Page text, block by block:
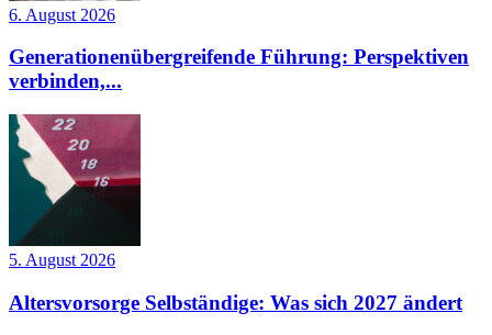
6. August 2026
Generationenübergreifende Führung: Perspektiven
verbinden,...
5. August 2026
Altersvorsorge Selbständige: Was sich 2027 ändert